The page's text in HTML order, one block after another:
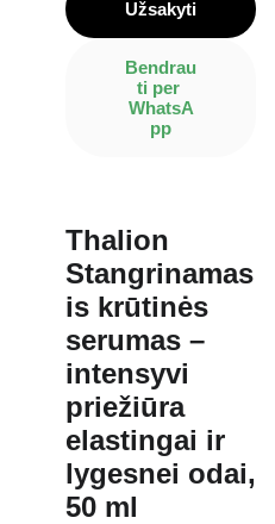
Užsakyti
Bendrau
ti per
WhatsA
pp
Thalion
Stangrinamas
is krūtinės
serumas –
intensyvi
priežiūra
elastingai ir
lygesnei odai,
50 ml